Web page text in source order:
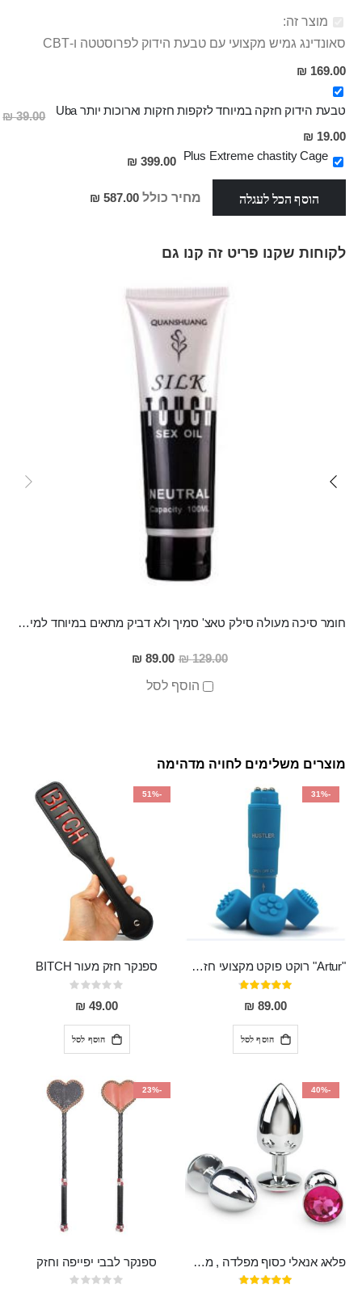
מוצר זה:
סאונדינג גמיש מקצועי עם טבעת הידוק לפרוסטטה ו-CBT
169.00 ₪
טבעת הידוק חזקה במיוחד לזקפות חזקות וארוכות יותר Uba 39.00 ₪
מחיר
מבצע
19.00 ₪
Plus Extreme chastity Cage
399.00 ₪
הוסף הכל לעגלה מחיר כולל 587.00 ₪
לקוחות שקנו פריט זה קנו גם
חומר סיכה מעולה סילק טאצ' סמיך ולא דביק מתאים במיוחד למין אנאלי
129.00 ₪
מחיר
מבצע
89.00 ₪
הוסף לסל
מוצרים משלימים לחויה מדהימה
-31%
"Artur" רוקט פוקט מקצועי חזק במיוחד
דירוג:
95%
89.00 ₪
הוסף לסל
-51%
ספנקר חזק מעור BITCH
Rating:
0%
49.00 ₪
הוסף לסל
-40%
פלאג אנאלי כסוף מפלדה , מתאים ללבישה מתחת לבגדים, בגודל 7.3 על 2.8 ס"מ
דירוג:
-23%
ספנקר לבבי יפייפה וחזק
Rating: